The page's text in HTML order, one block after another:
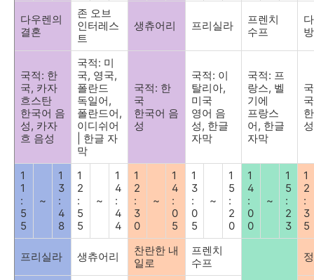
다우렌의
결혼
존 오브
인터레스
트
생츄어리 프리실라
프렌치
수프
방
국적: 한
국, 카자
흐스탄
한국어 음
성, 카자
흐 음성
국적: 미
국, 영국,
폴란드
독일어,
폴란드어,
이디쉬어
한글 자
막
국적: 한
국
한국어 음
성
국적: 이
탈리아,
미국
영어 음
성, 한글
자막
국적: 프
랑스, 벨
기에
프랑스
어, 한글
자막
국
성
1
1
:
5
5
~
1
3
:
4
8
1
2
:
5
5
~
1
4
:
4
4
1
2
:
3
0
~
1
4
:
0
5
1
3
:
0
5
~
1
5
:
2
0
1
4
:
0
0
~
1
5
:
2
3
1
2
:
3
5
프리실라 생츄어리
찬란한 내
일로
프렌치
수프